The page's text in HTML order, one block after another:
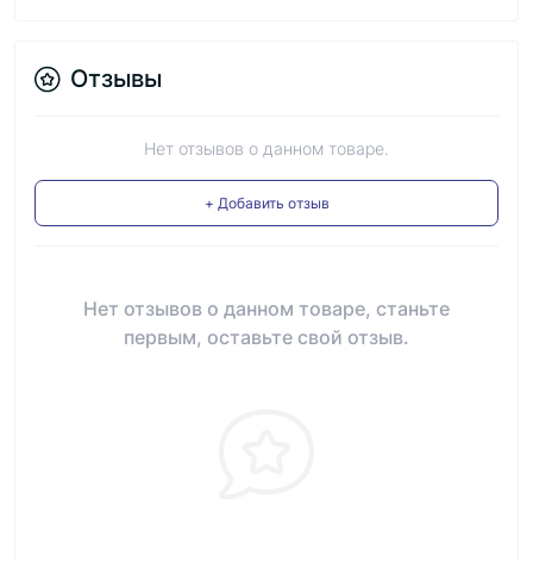
Отзывы
Нет отзывов о данном товаре.
+ Добавить отзыв
Нет отзывов о данном товаре, станьте
первым, оставьте свой отзыв.